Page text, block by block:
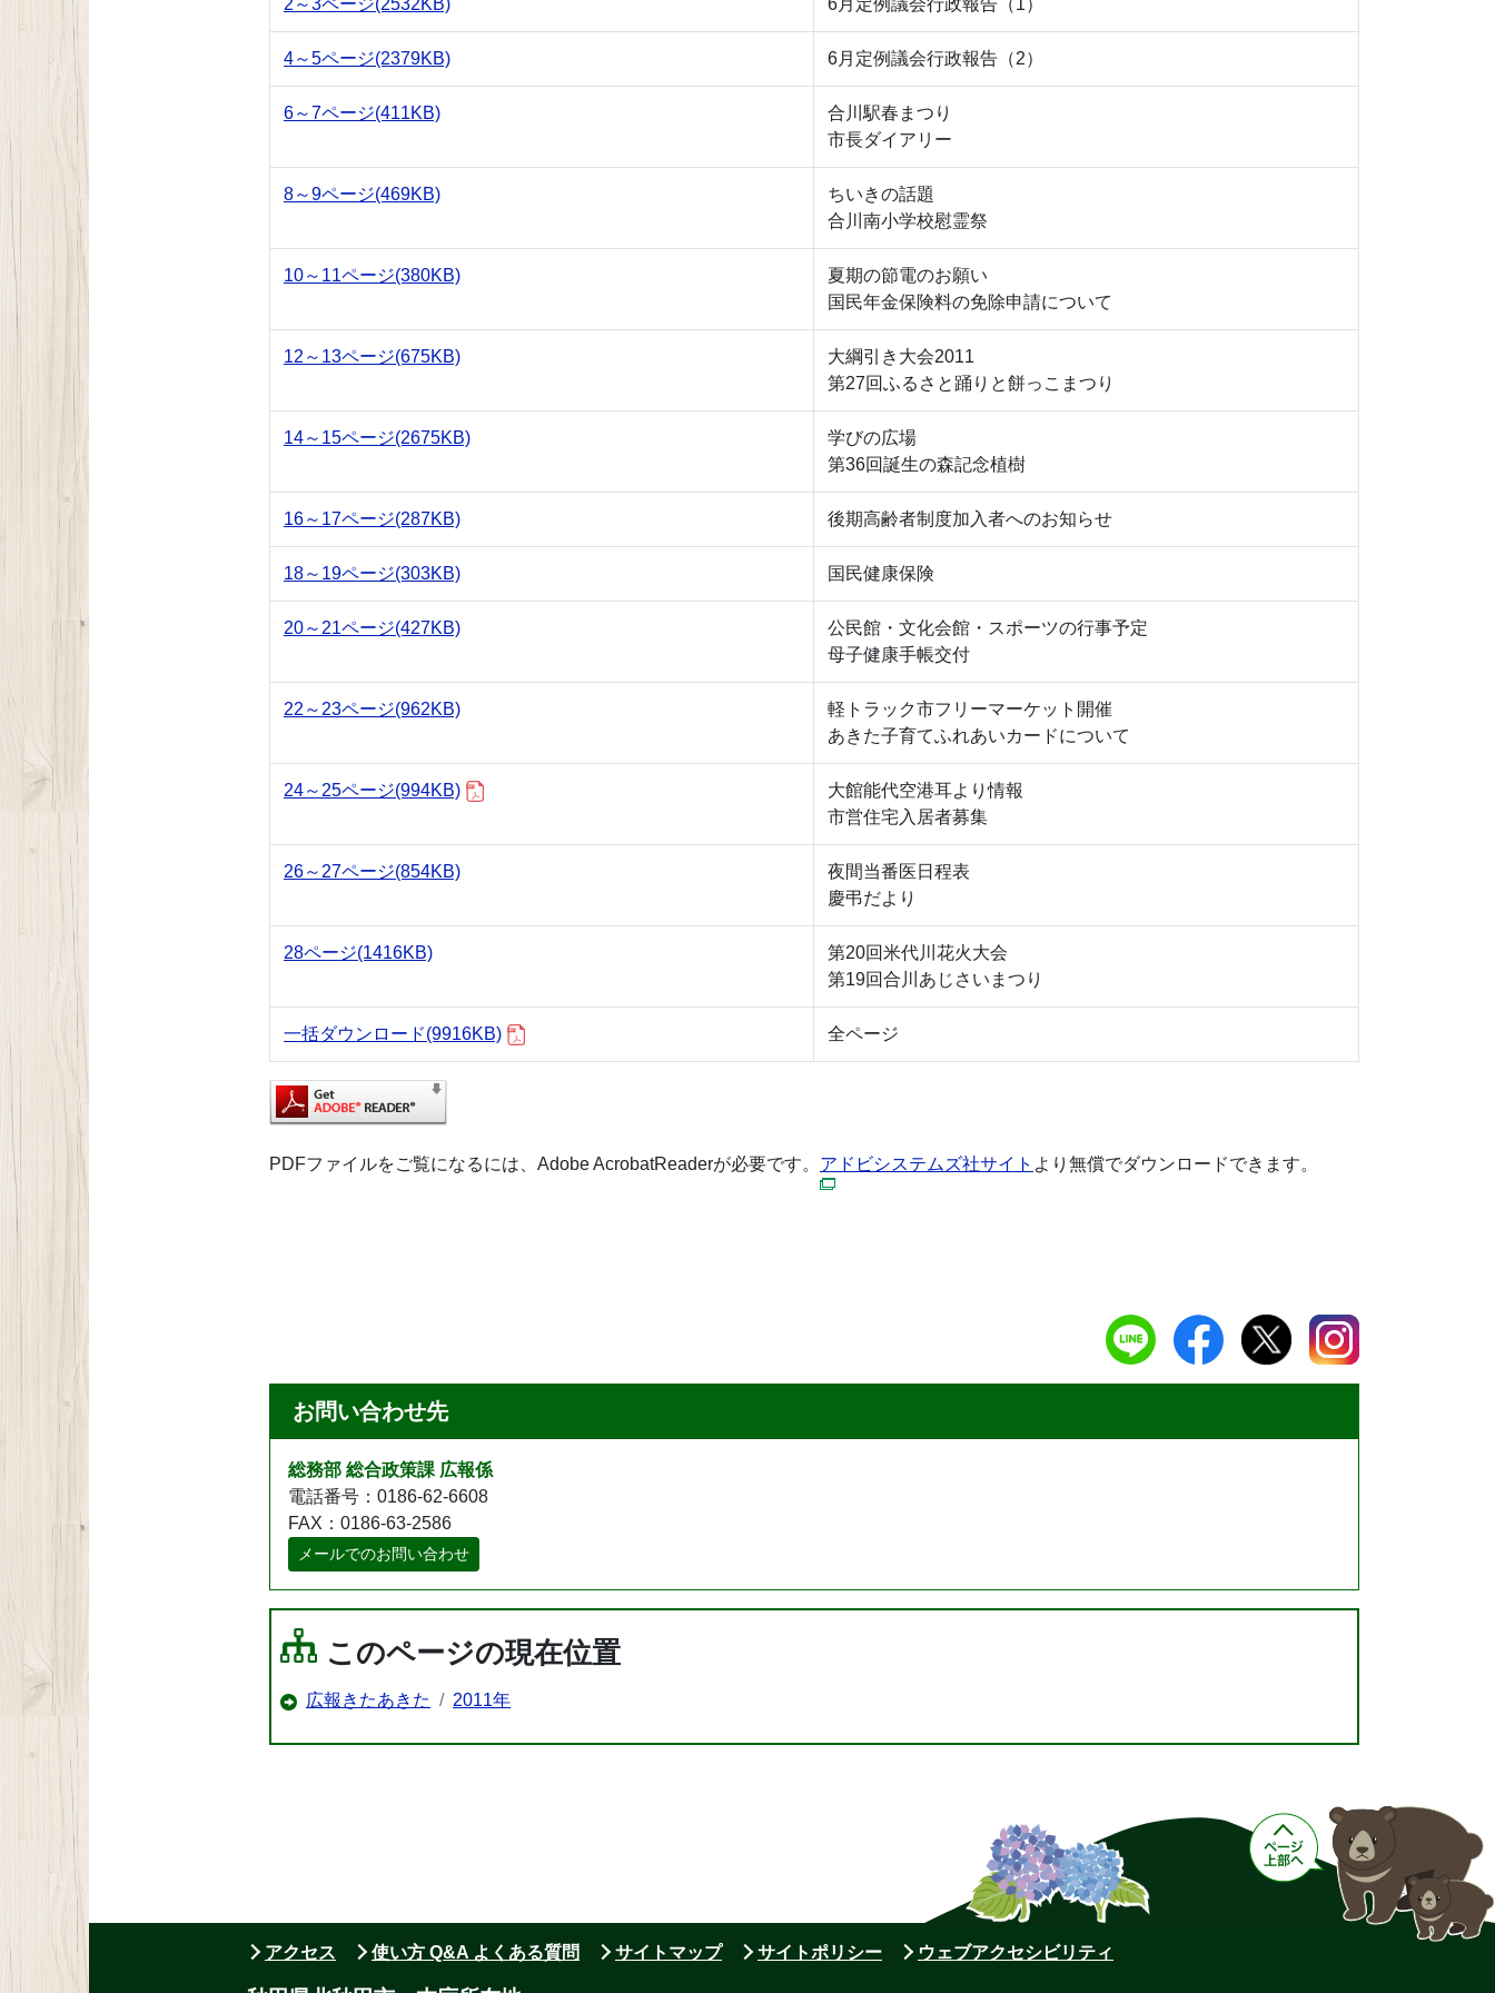
4～5ページ(2379KB) 6月定例議会行政報告（2）
6～7ページ(411KB)
合川駅春まつり
市長ダイアリー
8～9ページ(469KB)
ちいきの話題
合川南小学校慰霊祭
10～11ページ(380KB)
夏期の節電のお願い
国民年金保険料の免除申請について
12～13ページ(675KB)
大綱引き大会2011
第27回ふるさと踊りと餅っこまつり
14～15ページ(2675KB)
学びの広場
第36回誕生の森記念植樹
16～17ページ(287KB) 後期高齢者制度加入者へのお知らせ
18～19ページ(303KB) 国民健康保険
20～21ページ(427KB)
公民館・文化会館・スポーツの行事予定
母子健康手帳交付
22～23ページ(962KB)
軽トラック市フリーマーケット開催
あきた子育てふれあいカードについて
24～25ページ(994KB)
大館能代空港耳より情報
市営住宅入居者募集
26～27ページ(854KB)
夜間当番医日程表
慶弔だより
28ページ(1416KB)
第20回米代川花火大会
第19回合川あじさいまつり
一括ダウンロード(9916KB) 全ページ
PDFファイルをご覧になるには、Adobe AcrobatReaderが必要です。 アドビシステムズ社サイト より無償でダウンロードできます。
お問い合わせ先
総務部 総合政策課 広報係
電話番号：0186-62-6608
FAX：0186-63-2586
メールでのお問い合わせ
このページの現在位置
広報きたあきた 2011年
アクセス 使い方 Q&A よくある質問 サイトマップ サイトポリシー ウェブアクセシビリティ